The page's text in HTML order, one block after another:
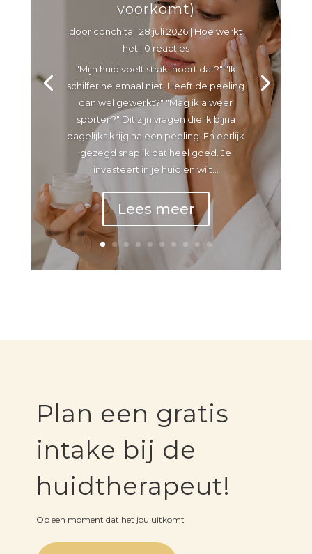
voorkomt)
door conchita |28 juli 2026|Hoe werkt
het| 0 reacties
"Mijn huid voelt strak, hoort dat?" "Ik
schilfer helemaal niet. Heeft de peeling
dan wel gewerkt?" "Mag ik alweer
sporten?" Dit zijn vragen die ik bijna
dagelijks krijg na een peeling. En eerlijk
gezegd snap ik dat heel goed. Je
investeert in je huid en wilt...
Lees meer
Plan een gratis
intake bij de
huidtherapeut!
Op een moment dat het jou uitkomt